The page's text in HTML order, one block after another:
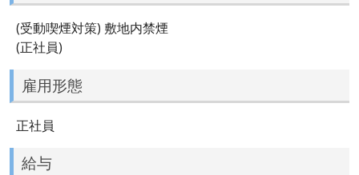
(受動喫煙対策) 敷地内禁煙
(正社員)
雇用形態
正社員
給与